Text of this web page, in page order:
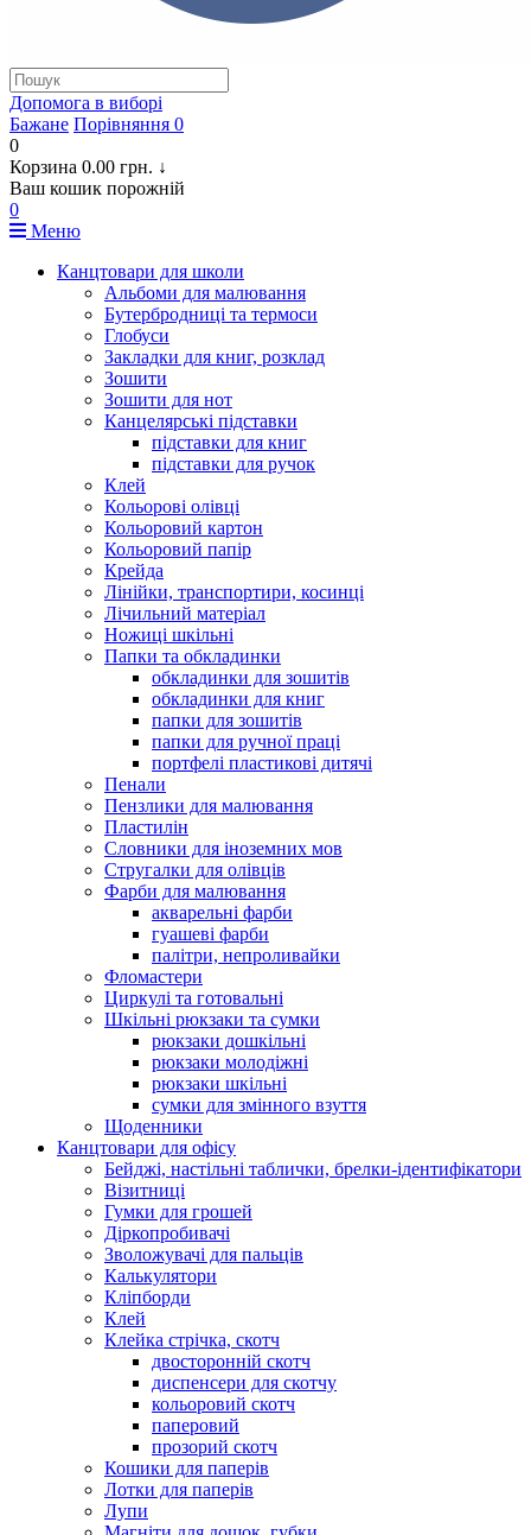
Допомога в виборi
Бажане Порівняння 0
0
Корзина 0.00 грн. ↓
Ваш кошик порожній
0
Меню
Канцтовари для школи
Альбоми для малювання
Бутербродниці та термоси
Глобуси
Закладки для книг, розклад
Зошити
Зошити для нот
Канцелярські підставки
підставки для книг
підставки для ручок
Клей
Кольорові олівці
Кольоровий картон
Кольоровий папір
Крейда
Лінійки, транспортири, косинці
Лічильний матеріал
Ножиці шкільні
Папки та обкладинки
обкладинки для зошитів
обкладинки для книг
папки для зошитів
папки для ручної праці
портфелі пластикові дитячі
Пенали
Пензлики для малювання
Пластилін
Словники для іноземних мов
Стругалки для олівців
Фарби для малювання
акварельні фарби
гуашеві фарби
палітри, непроливайки
Фломастери
Циркулі та готовальні
Шкільні рюкзаки та сумки
рюкзаки дошкільні
рюкзаки молодіжні
рюкзаки шкільні
сумки для змінного взуття
Щоденники
Канцтовари для офісу
Бейджі, настільні таблички, брелки-ідентифікатори
Візитниці
Гумки для грошей
Діркопробивачі
Зволожувачі для пальців
Калькулятори
Кліпборди
Клей
Клейка стрічка, скотч
двосторонній скотч
диспенсери для скотчу
кольоровий скотч
паперовий
прозорий скотч
Кошики для паперів
Лотки для паперів
Лупи